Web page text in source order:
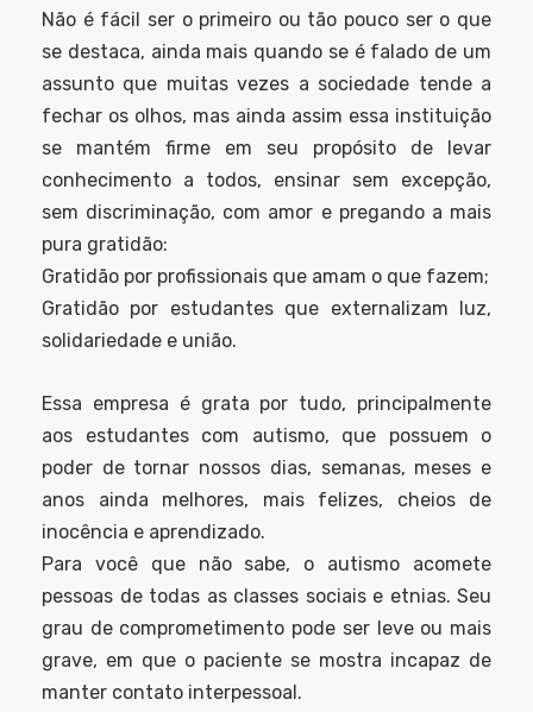
Não é fácil ser o primeiro ou tão pouco ser o que
se destaca, ainda mais quando se é falado de um
assunto que muitas vezes a sociedade tende a
fechar os olhos, mas ainda assim essa instituição
se mantém firme em seu propósito de levar
conhecimento a todos, ensinar sem excepção,
sem discriminação, com amor e pregando a mais
pura gratidão:
Gratidão por profissionais que amam o que fazem;
Gratidão por estudantes que externalizam luz,
solidariedade e união.
Essa empresa é grata por tudo, principalmente
aos estudantes com autismo, que possuem o
poder de tornar nossos dias, semanas, meses e
anos ainda melhores, mais felizes, cheios de
inocência e aprendizado.
Para você que não sabe, o autismo acomete
pessoas de todas as classes sociais e etnias. Seu
grau de comprometimento pode ser leve ou mais
grave, em que o paciente se mostra incapaz de
manter contato interpessoal.